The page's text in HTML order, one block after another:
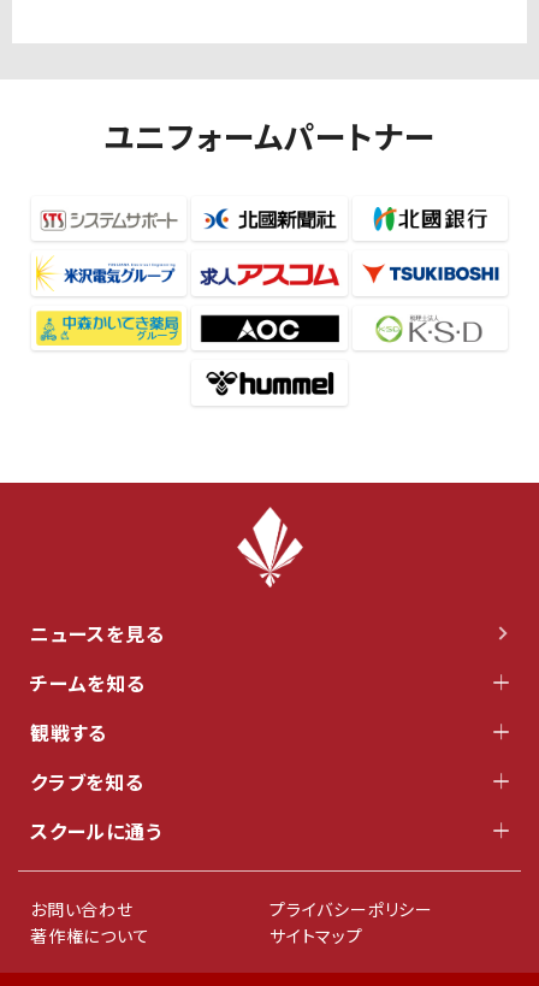
ユニフォームパートナー
ニュースを見る
チームを知る
観戦する
クラブを知る
スクールに通う
お問い合わせ
プライバシーポリシー
著作権について
サイトマップ